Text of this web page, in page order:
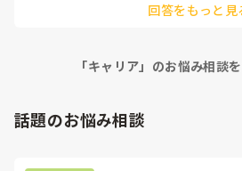
る中、土日でカメラマンされてるよう
回答をもっと見
「キャリア」のお悩み相談
話題のお悩み相談